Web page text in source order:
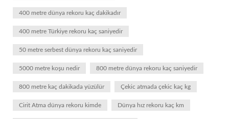
400 metre dünya rekoru kaç dakikadır
400 metre Türkiye rekoru kaç saniyedir
50 metre serbest dünya rekoru kaç saniyedir
5000 metre koşu nedir 800 metre dünya rekoru kaç saniyedir
800 metre kaç dakikada yüzülür Çekic atmada çekic kaç kg
Cirit Atma dünya rekoru kimde Dünya hız rekoru kaç km